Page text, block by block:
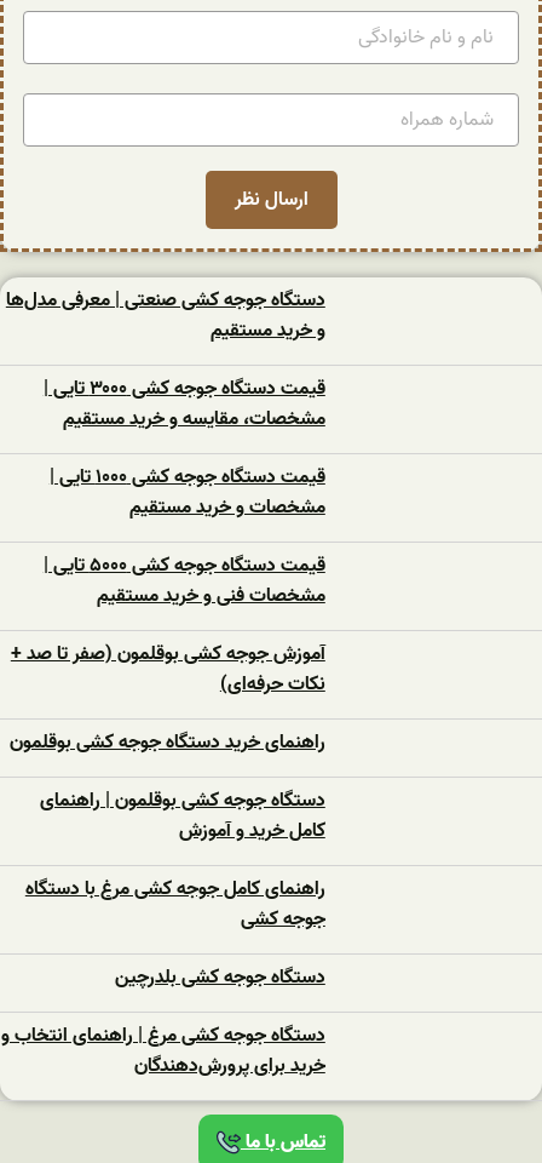
دستگاه جوجه کشی صنعتی | معرفی مدل‌ها
و خرید مستقیم
قیمت دستگاه جوجه کشی ۳۰۰۰ تایی |
مشخصات، مقایسه و خرید مستقیم
قیمت دستگاه جوجه کشی ۱۰۰۰ تایی |
مشخصات و خرید مستقیم
قیمت دستگاه جوجه کشی ۵۰۰۰ تایی |
مشخصات فنی و خرید مستقیم
آموزش جوجه کشی بوقلمون (صفر تا صد +
نکات حرفه‌ای)
راهنمای خرید دستگاه جوجه کشی بوقلمون
دستگاه جوجه کشی بوقلمون | راهنمای
کامل خرید و آموزش
راهنمای کامل جوجه کشی مرغ با دستگاه
جوجه کشی
دستگاه جوجه‌ کشی بلدرچین
دستگاه جوجه‌ کشی مرغ | راهنمای انتخاب و
خرید برای پرورش‌دهندگان
تماس با ما